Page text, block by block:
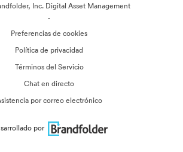
Inc. Digital Asset Management
·
Preferencias de cookies
Política de privacidad
Términos del Servicio
Chat en directo
por correo electrónico
por